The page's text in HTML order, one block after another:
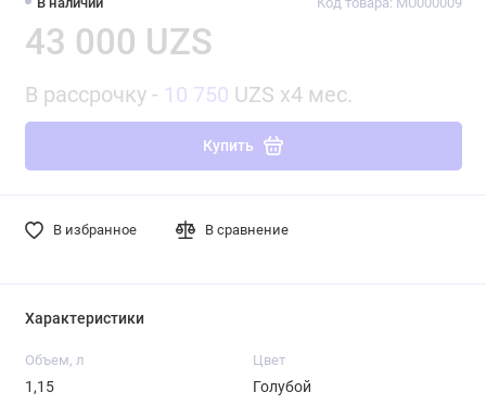
43 000 UZS
В рассрочку - 10 750 UZS x4 мес.
Купить
В избранное В сравнение
Характеристики
Объем, л
1,15
Цвет
Голубой